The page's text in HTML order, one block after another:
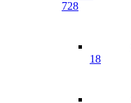
728
18